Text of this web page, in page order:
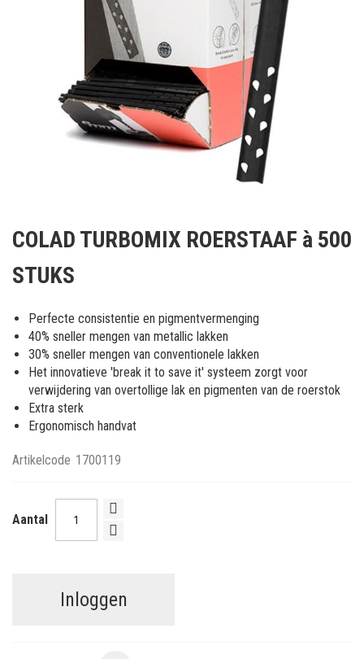
het
van
afbeeldingen-
gallerij
COLAD TURBOMIX ROERSTAAF à 500
STUKS
Perfecte consistentie en pigmentvermenging
40% sneller mengen van metallic lakken
30% sneller mengen van conventionele lakken
Het innovatieve 'break it to save it' systeem zorgt voor
verwijdering van overtollige lak en pigmenten van de roerstok
Extra sterk
Ergonomisch handvat
Artikelcode 1700119
Aantal
Inloggen